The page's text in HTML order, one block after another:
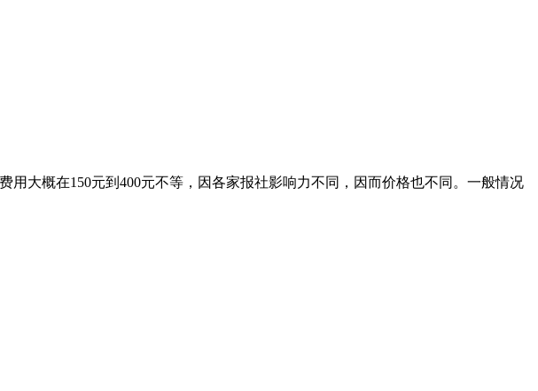
大概在150元到400元不等，因各家报社影响力不同，因而价格也不同。一般情况